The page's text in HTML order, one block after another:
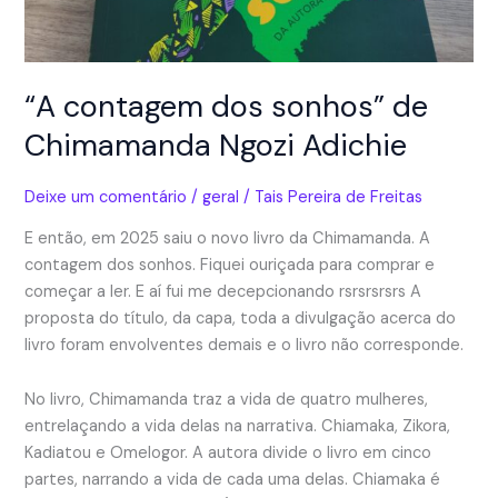
“A contagem dos sonhos” de
Chimamanda Ngozi Adichie
Deixe um comentário /geral / Tais Pereira de Freitas
E então, em 2025 saiu o novo livro da Chimamanda. A
contagem dos sonhos. Fiquei ouriçada para comprar e
começar a ler. E aí fui me decepcionando rsrsrsrsrs A
proposta do título, da capa, toda a divulgação acerca do
livro foram envolventes demais e o livro não corresponde.
No livro, Chimamanda traz a vida de quatro mulheres,
entrelaçando a vida delas na narrativa. Chiamaka, Zikora,
Kadiatou e Omelogor. A autora divide o livro em cinco
partes, narrando a vida de cada uma delas. Chiamaka é